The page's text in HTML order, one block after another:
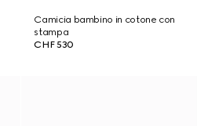
Camicia bambino in cotone con
stampa
CHF 530